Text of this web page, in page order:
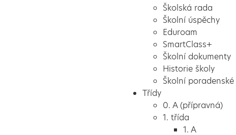
Školská rada
Školní úspěchy
Eduroam
SmartClass+
Školní dokumenty
Historie školy
Školní
Třídy
0. A (přípravná)
1. třída
1. A